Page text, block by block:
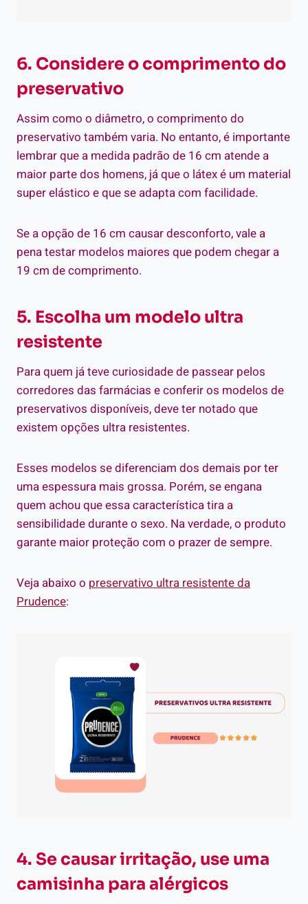
6. Considere o comprimento do
preservativo
Assim como o diâmetro, o comprimento do
preservativo também varia. No entanto, é importante
lembrar que a medida padrão de 16 cm atende a
maior parte dos homens, já que o látex é um material
super elástico e que se adapta com facilidade.
Se a opção de 16 cm causar desconforto, vale a
pena testar modelos maiores que podem chegar a
19 cm de comprimento.
5. Escolha um modelo ultra
resistente
Para quem já teve curiosidade de passear pelos
corredores das farmácias e conferir os modelos de
preservativos disponíveis, deve ter notado que
existem opções ultra resistentes.
Esses modelos se diferenciam dos demais por ter
uma espessura mais grossa. Porém, se engana
quem achou que essa característica tira a
sensibilidade durante o sexo. Na verdade, o produto
garante maior proteção com o prazer de sempre.
Veja abaixo o preservativo ultra resistente da
Prudence:
4. Se causar irritação, use uma
camisinha para alérgicos